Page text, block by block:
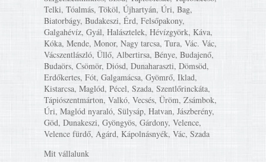
Telki, Tóalmás, Tököl, Újhartyán, Úri, Bag,
Biatorbágy, Budakeszi, Érd, Felsőpakony,
Galgahévíz, Gyál, Halásztelek, Hévízgyörk, Káva,
Kóka, Mende, Monor, Nagy tarcsa, Tura, Vác. Vác,
Vácszentlászló, Üllő, Albertirsa, Bénye, Budajenő,
Budaörs, Csömör, Diósd, Dunaharaszti, Dömsöd,
Erdőkertes, Fót, Galgamácsa, Gyömrő, Iklad,
Kistarcsa, Maglód, Pécel, Szada, Szentlőrinckáta,
Tápiószentmárton, Valkó, Vecsés, Üröm, Zsámbok,
Úri, Maglód nyaraló, Sülysáp, Hatvan, Jászberény,
Göd, Dunakeszi, Gyöngyös, Gárdony, Velence,
Velence fürdő, Agárd, Kápolnásnyék, Vác, Szada
Mit vállalunk